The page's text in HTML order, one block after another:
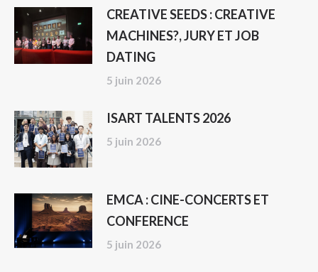
CREATIVE SEEDS : CREATIVE
MACHINES?, JURY ET JOB
DATING
5 juin 2026
ISART TALENTS 2026
5 juin 2026
EMCA : CINE-CONCERTS ET
CONFERENCE
5 juin 2026